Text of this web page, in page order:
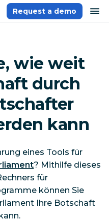
Request a demo
wie weit
durch
kann
eines Tools für
? Mithilfe dieses
für
können Sie
Ihre Botschaft